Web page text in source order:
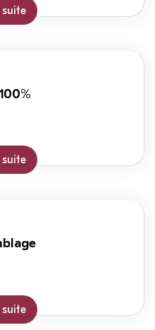
suite
suite
suite